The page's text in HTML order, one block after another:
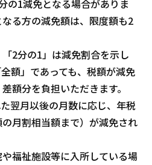
の1減免となる場合がありま
る方の減免額は、限度額も2
2分の1」は減免割合を示し
額」であっても、税額が減免
額分を負担いただきます。
翌月以後の月数に応じ、年税
月割相当額まで）が減免され
福祉施設等に入所している場